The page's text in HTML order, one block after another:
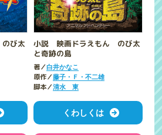
び太
小説 映画ドラえもん のび太
と奇跡の島
著／白井かなこ
原作／藤子・Ｆ・不二雄
脚本／清水 東
くわしくは